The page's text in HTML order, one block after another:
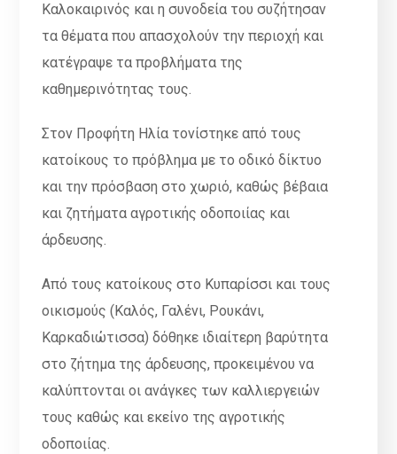
Καλοκαιρινός και η συνοδεία του συζήτησαν
τα θέματα που απασχολούν την περιοχή και
κατέγραψε τα προβλήματα της
καθημερινότητας τους.
Στον Προφήτη Ηλία τονίστηκε από τους
κατοίκους το πρόβλημα με το οδικό δίκτυο
και την πρόσβαση στο χωριό, καθώς βέβαια
και ζητήματα αγροτικής οδοποιίας και
άρδευσης.
Από τους κατοίκους στο Κυπαρίσσι και τους
οικισμούς (Καλός, Γαλένι, Ρουκάνι,
Καρκαδιώτισσα) δόθηκε ιδιαίτερη βαρύτητα
στο ζήτημα της άρδευσης, προκειμένου να
καλύπτονται οι ανάγκες των καλλιεργειών
τους καθώς και εκείνο της αγροτικής
οδοποιίας.